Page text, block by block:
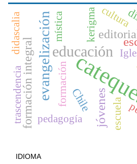
educación
evangelización
jóvenes
formación integral Chile
formación
escuela
trascendencia
cultura
mística
pedagogía
kerigma
didascalia
IDIOMA